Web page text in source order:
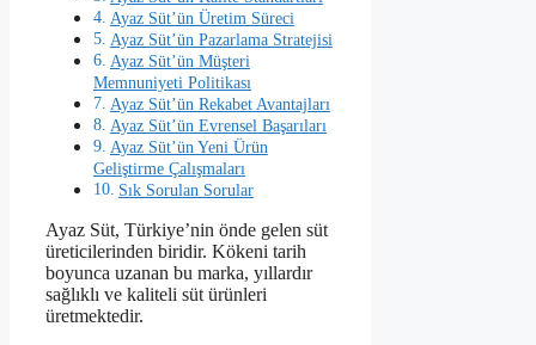
Ayaz Süt’ün Üretim Süreci
Ayaz Süt’ün Pazarlama Stratejisi
Ayaz Süt’ün Müşteri
Memnuniyeti Politikası
Ayaz Süt’ün Rekabet Avantajları
Ayaz Süt’ün Evrensel Başarıları
Ayaz Süt’ün Yeni Ürün
Geliştirme Çalışmaları
Sık Sorulan Sorular
Ayaz Süt, Türkiye’nin önde gelen süt
üreticilerinden biridir. Kökeni tarih
boyunca uzanan bu marka, yıllardır
sağlıklı ve kaliteli süt ürünleri
üretmektedir.